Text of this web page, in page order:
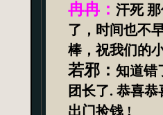
冉冉：汗死
了，时间也不
棒，祝我们的
若邪：知道错
团长了.恭喜恭
出门捡钱 !